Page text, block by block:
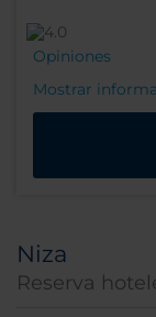
Opiniones
Mostrar
Niza
Reserva